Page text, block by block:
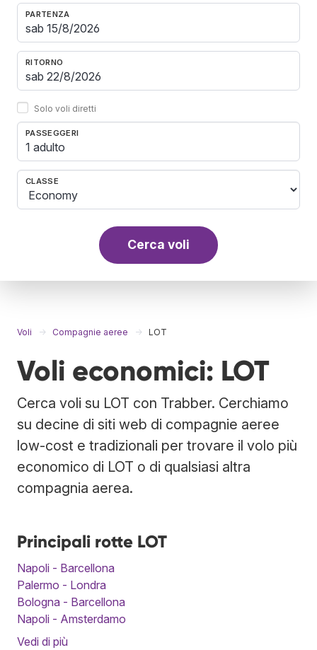
PARTENZA
RITORNO
Solo voli diretti
PASSEGGERI
1 adulto
CLASSE
Cerca voli
Voli Compagnie aeree LOT
Voli economici: LOT
Cerca voli su LOT con Trabber. Cerchiamo
su decine di siti web di compagnie aeree
low-cost e tradizionali per trovare il volo più
economico di LOT o di qualsiasi altra
compagnia aerea.
Principali rotte LOT
Napoli - Barcellona
Palermo - Londra
Bologna - Barcellona
Napoli - Amsterdamo
Vedi di più